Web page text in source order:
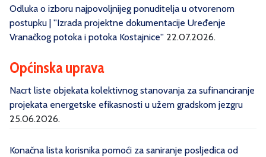
Odluka o izboru najpovoljnijeg ponuditelja u otvorenom
postupku | ''Izrada projektne dokumentacije Uređenje
Vranačkog potoka i potoka Kostajnice'' 22.07.2026.
Općinska uprava
Nacrt liste objekata kolektivnog stanovanja za sufinanciranje
projekata energetske efikasnosti u užem gradskom jezgru
25.06.2026.
Konačna lista korisnika pomoći za saniranje posljedica od